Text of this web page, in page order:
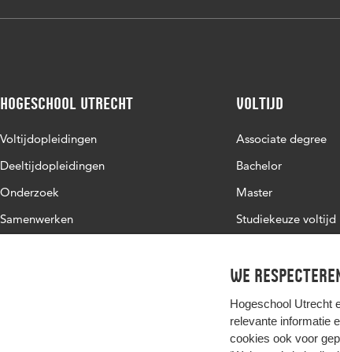
We
Hogeschool Utrecht
relevante informatie
cookies ook voor
Hogeschool Utrecht
Voltijdopleidingen
Deeltijdopleidingen
Onderzoek
Samenwerken
Voltijd
Associate degree
Bachelor
Master
Studiekeuze voltijd